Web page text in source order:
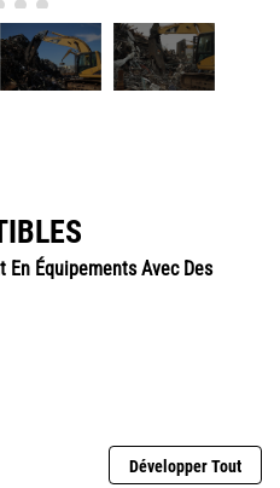
Équipements Avec Des
Développer Tout